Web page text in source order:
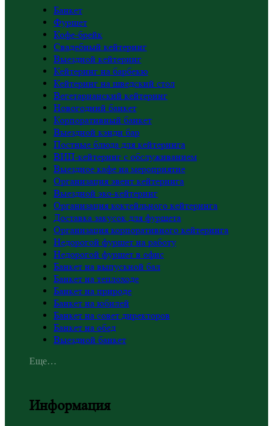
Банкет
Фуршет
Кофе-брейк
Свадебный кейтеринг
Выездной кейтеринг
Кейтеринг на барбекю
Кейтеринг на шведский стол
Вегетарианский кейтеринг
Новогодний банкет
Корпоративный банкет
Выездной кэнди бар
Постные блюда для кейтеринга
ВИП-кейтеринг с обслуживанием
Выездное кафе на мероприятие
Организация эвент кейтеринга
Выездной эко-кейтеринг
Организация коктейльного кейтеринга
Доставка закусок для фуршета
Организация корпоративного кейтеринга
Недорогой фуршет на работу
Недорогой фуршет в офис
Банкет на выпускной бал
Банкет на теплоходе
Банкет на природе
Банкет на юбилей
Банкет на совет директоров
Банкет на обед
Выездной банкет
Еще…
Информация